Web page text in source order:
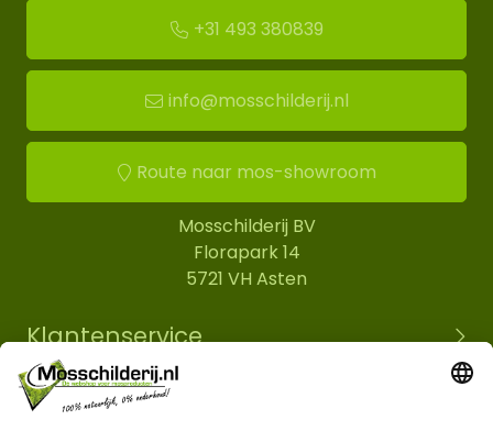
+31 493 380839
info@mosschilderij.nl
Route naar mos-showroom
Mosschilderij BV
Florapark 14
5721 VH Asten
Klantenservice
Informatie